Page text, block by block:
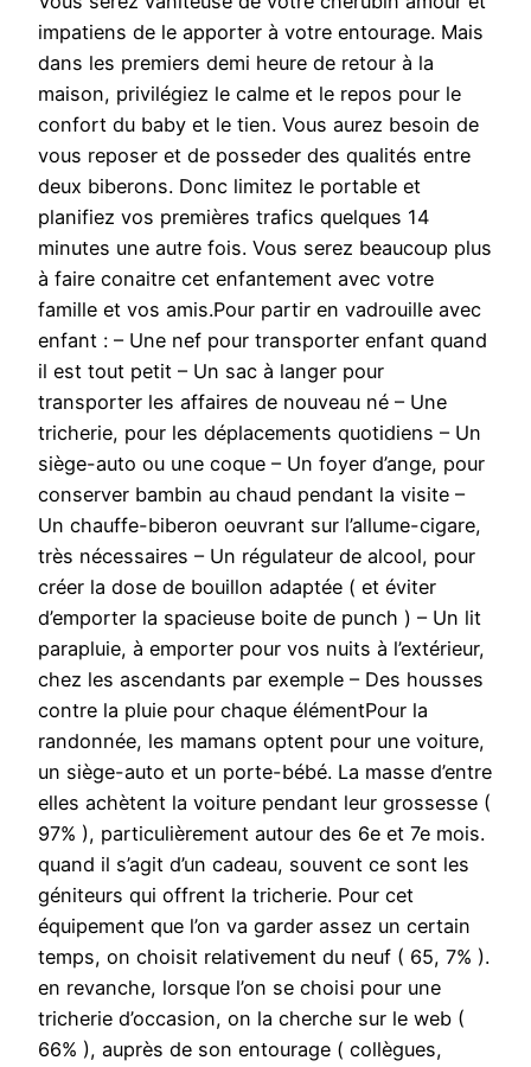
impatiens de le apporter à votre entourage. Mais
dans les premiers demi heure de retour à la
maison, privilégiez le calme et le repos pour le
confort du baby et le tien. Vous aurez besoin de
vous reposer et de posseder des qualités entre
deux biberons. Donc limitez le portable et
planifiez vos premières trafics quelques 14
minutes une autre fois. Vous serez beaucoup plus
à faire conaitre cet enfantement avec votre
famille et vos amis.Pour partir en vadrouille avec
enfant : – Une nef pour transporter enfant quand
il est tout petit – Un sac à langer pour
transporter les affaires de nouveau né – Une
tricherie, pour les déplacements quotidiens – Un
siège-auto ou une coque – Un foyer d’ange, pour
conserver bambin au chaud pendant la visite –
Un chauffe-biberon oeuvrant sur l’allume-cigare,
très nécessaires – Un régulateur de alcool, pour
créer la dose de bouillon adaptée ( et éviter
d’emporter la spacieuse boite de punch ) – Un lit
parapluie, à emporter pour vos nuits à l’extérieur,
chez les ascendants par exemple – Des housses
contre la pluie pour chaque élémentPour la
randonnée, les mamans optent pour une voiture,
un siège-auto et un porte-bébé. La masse d’entre
elles achètent la voiture pendant leur grossesse (
97% ), particulièrement autour des 6e et 7e mois.
quand il s’agit d’un cadeau, souvent ce sont les
géniteurs qui offrent la tricherie. Pour cet
équipement que l’on va garder assez un certain
temps, on choisit relativement du neuf ( 65, 7% ).
en revanche, lorsque l’on se choisi pour une
tricherie d’occasion, on la cherche sur le web (
66% ), auprès de son entourage ( collègues,